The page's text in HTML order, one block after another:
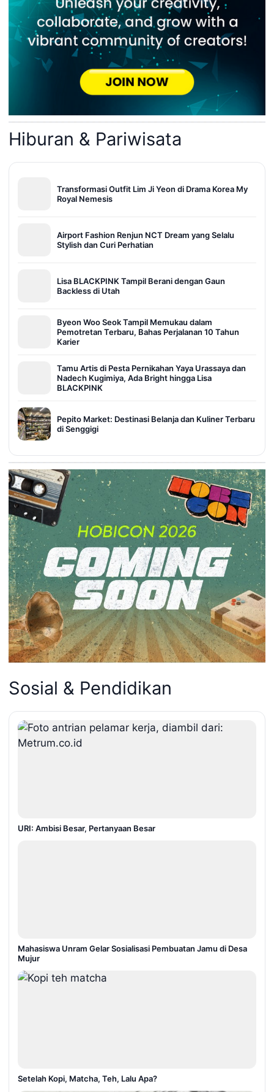
Hiburan & Pariwisata
Transformasi Outfit Lim Ji Yeon di Drama Korea My
Royal Nemesis
Airport Fashion Renjun NCT Dream yang Selalu
Stylish dan Curi Perhatian
Lisa BLACKPINK Tampil Berani dengan Gaun
Backless di Utah
Byeon Woo Seok Tampil Memukau dalam
Pemotretan Terbaru, Bahas Perjalanan 10 Tahun
Karier
Tamu Artis di Pesta Pernikahan Yaya Urassaya dan
Nadech Kugimiya, Ada Bright hingga Lisa
BLACKPINK
Pepito Market: Destinasi Belanja dan Kuliner Terbaru
di Senggigi
Sosial & Pendidikan
URI: Ambisi Besar, Pertanyaan Besar
Mahasiswa Unram Gelar Sosialisasi Pembuatan Jamu di Desa
Mujur
Setelah Kopi, Matcha, Teh, Lalu Apa?